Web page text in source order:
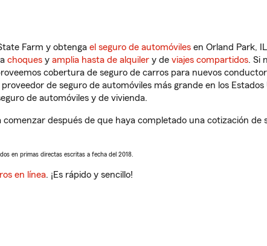
Farm y obtenga el seguro de automóviles en Orland Park,
choques y amplia hasta de alquiler y de viajes compartidos. Si
cobertura de seguro de carros para nuevos
de seguro de automóviles más grande en los Estados
de automóviles y de vivienda.
comenzar después de que haya completado una cotización de
en primas directas escritas a fecha del 2018.
en línea. ¡Es rápido y sencillo!